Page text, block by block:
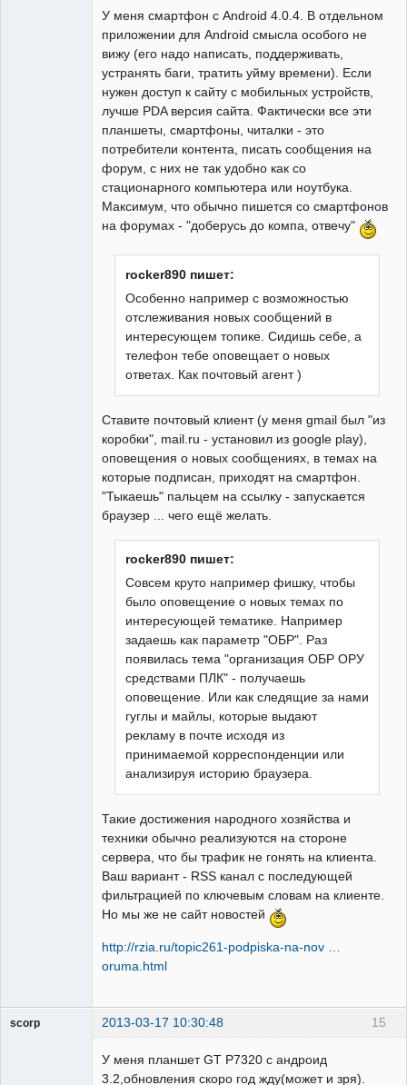
У меня смартфон с Android 4.0.4. В отдельном
приложении для Android смысла особого не
вижу (его надо написать, поддерживать,
устранять баги, тратить уйму времени). Если
нужен доступ к сайту с мобильных устройств,
лучше PDA версия сайта. Фактически все эти
планшеты, смартфоны, читалки - это
потребители контента, писать сообщения на
форум, с них не так удобно как со
стационарного компьютера или ноутбука.
Максимум, что обычно пишется cо смартфонов
на форумах - "доберусь до компа, отвечу"
rocker890 пишет:
Особенно например с возможностью
отслеживания новых сообщений в
интересующем топике. Сидишь себе, а
телефон тебе оповещает о новых
ответах. Как почтовый агент )
Ставите почтовый клиент (у меня gmail был "из
коробки", mail.ru - установил из google play),
оповещения о новых сообщениях, в темах на
которые подписан, приходят на смартфон.
"Тыкаешь" пальцем на ссылку - запускается
браузер ... чего ещё желать.
rocker890 пишет:
Совсем круто например фишку, чтобы
было оповещение о новых темах по
интересующей тематике. Например
задаешь как параметр "ОБР". Раз
появилась тема "организация ОБР ОРУ
средствами ПЛК" - получаешь
оповещение. Или как следящие за нами
гуглы и майлы, которые выдают
рекламу в почте исходя из
принимаемой корреспонденции или
анализируя историю браузера.
Такие достижения народного хозяйства и
техники обычно реализуются на стороне
сервера, что бы трафик не гонять на клиента.
Ваш вариант - RSS канал с последующей
фильтрацией по ключевым словам на клиенте.
Но мы же не сайт новостей
http://rzia.ru/topic261-podpiska-na-nov …
oruma.html
15
scorp 2013-03-17 10:30:48
У меня планшет GT P7320 с андроид
3.2,обновления скоро год жду(может и зря).